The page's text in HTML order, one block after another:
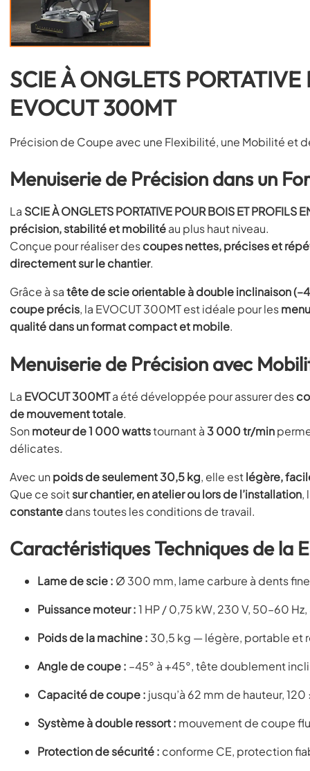
SCIE À ONGLETS
EVOCUT 300MT
Précision de Coupe avec une Flexibilité, une Mobilité et
Menuiserie de Précision dans un
La SCIE À ONGLETS PORTATIVE POUR BOIS ET PROFILS
précision, stabilité et mobilitéau plus haut niveau.
Conçue pour réaliser descoupes nettes, précises et
directement sur le chantier.
Grâce à satête de scie orientable à double inclinaison
coupe précis, la EVOCUT 300MT est idéale pour les
qualité dans un format compact et mobile.
Menuiserie de Précision avec
La EVOCUT 300MTa été développée pour assurer des
de mouvement totale.
Son moteur de 1 000 wattstournant à3 000 tr/min
délicates.
Avec un poids de seulement 30,5 kg, elle estlégère,
Que ce soitsur chantier, en atelier ou lors de l’installation,
constantedans toutes les conditions de travail.
Caractéristiques Techniques de la
Lame de scie : Ø 300 mm, lame carbure à dents
Puissance moteur :1 HP / 0,75 kW, 230 V, 50–60
Poids de la machine : 30,5 kg — légère, portable et
Angle de coupe : –45° à +45°, tête doublement
Capacité de coupe : jusqu’à 62 mm de hauteur,
Système à double ressort : mouvement de coupe
Protection de sécurité : conforme CE, protection